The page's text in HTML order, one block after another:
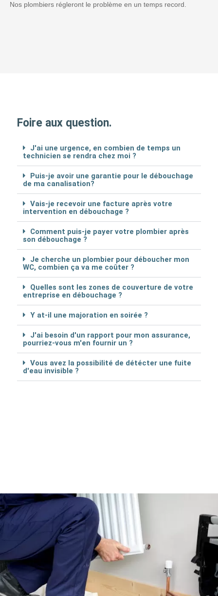
Nos plombiers régleront le problème en un temps record.
Foire aux question.
J'ai une urgence, en combien de temps un
technicien se rendra chez moi ?
Puis-je avoir une garantie pour le débouchage
de ma canalisation?
Vais-je recevoir une facture après votre
intervention en débouchage ?
Comment puis-je payer votre plombier après
son débouchage ?
Je cherche un plombier pour déboucher mon
WC, combien ça va me coûter ?
Quelles sont les zones de couverture de votre
entreprise en débouchage ?
Y at-il une majoration en soirée ?
J'ai besoin d'un rapport pour mon assurance,
pourriez-vous m'en fournir un ?
Vous avez la possibilité de détécter une fuite
d'eau invisible ?